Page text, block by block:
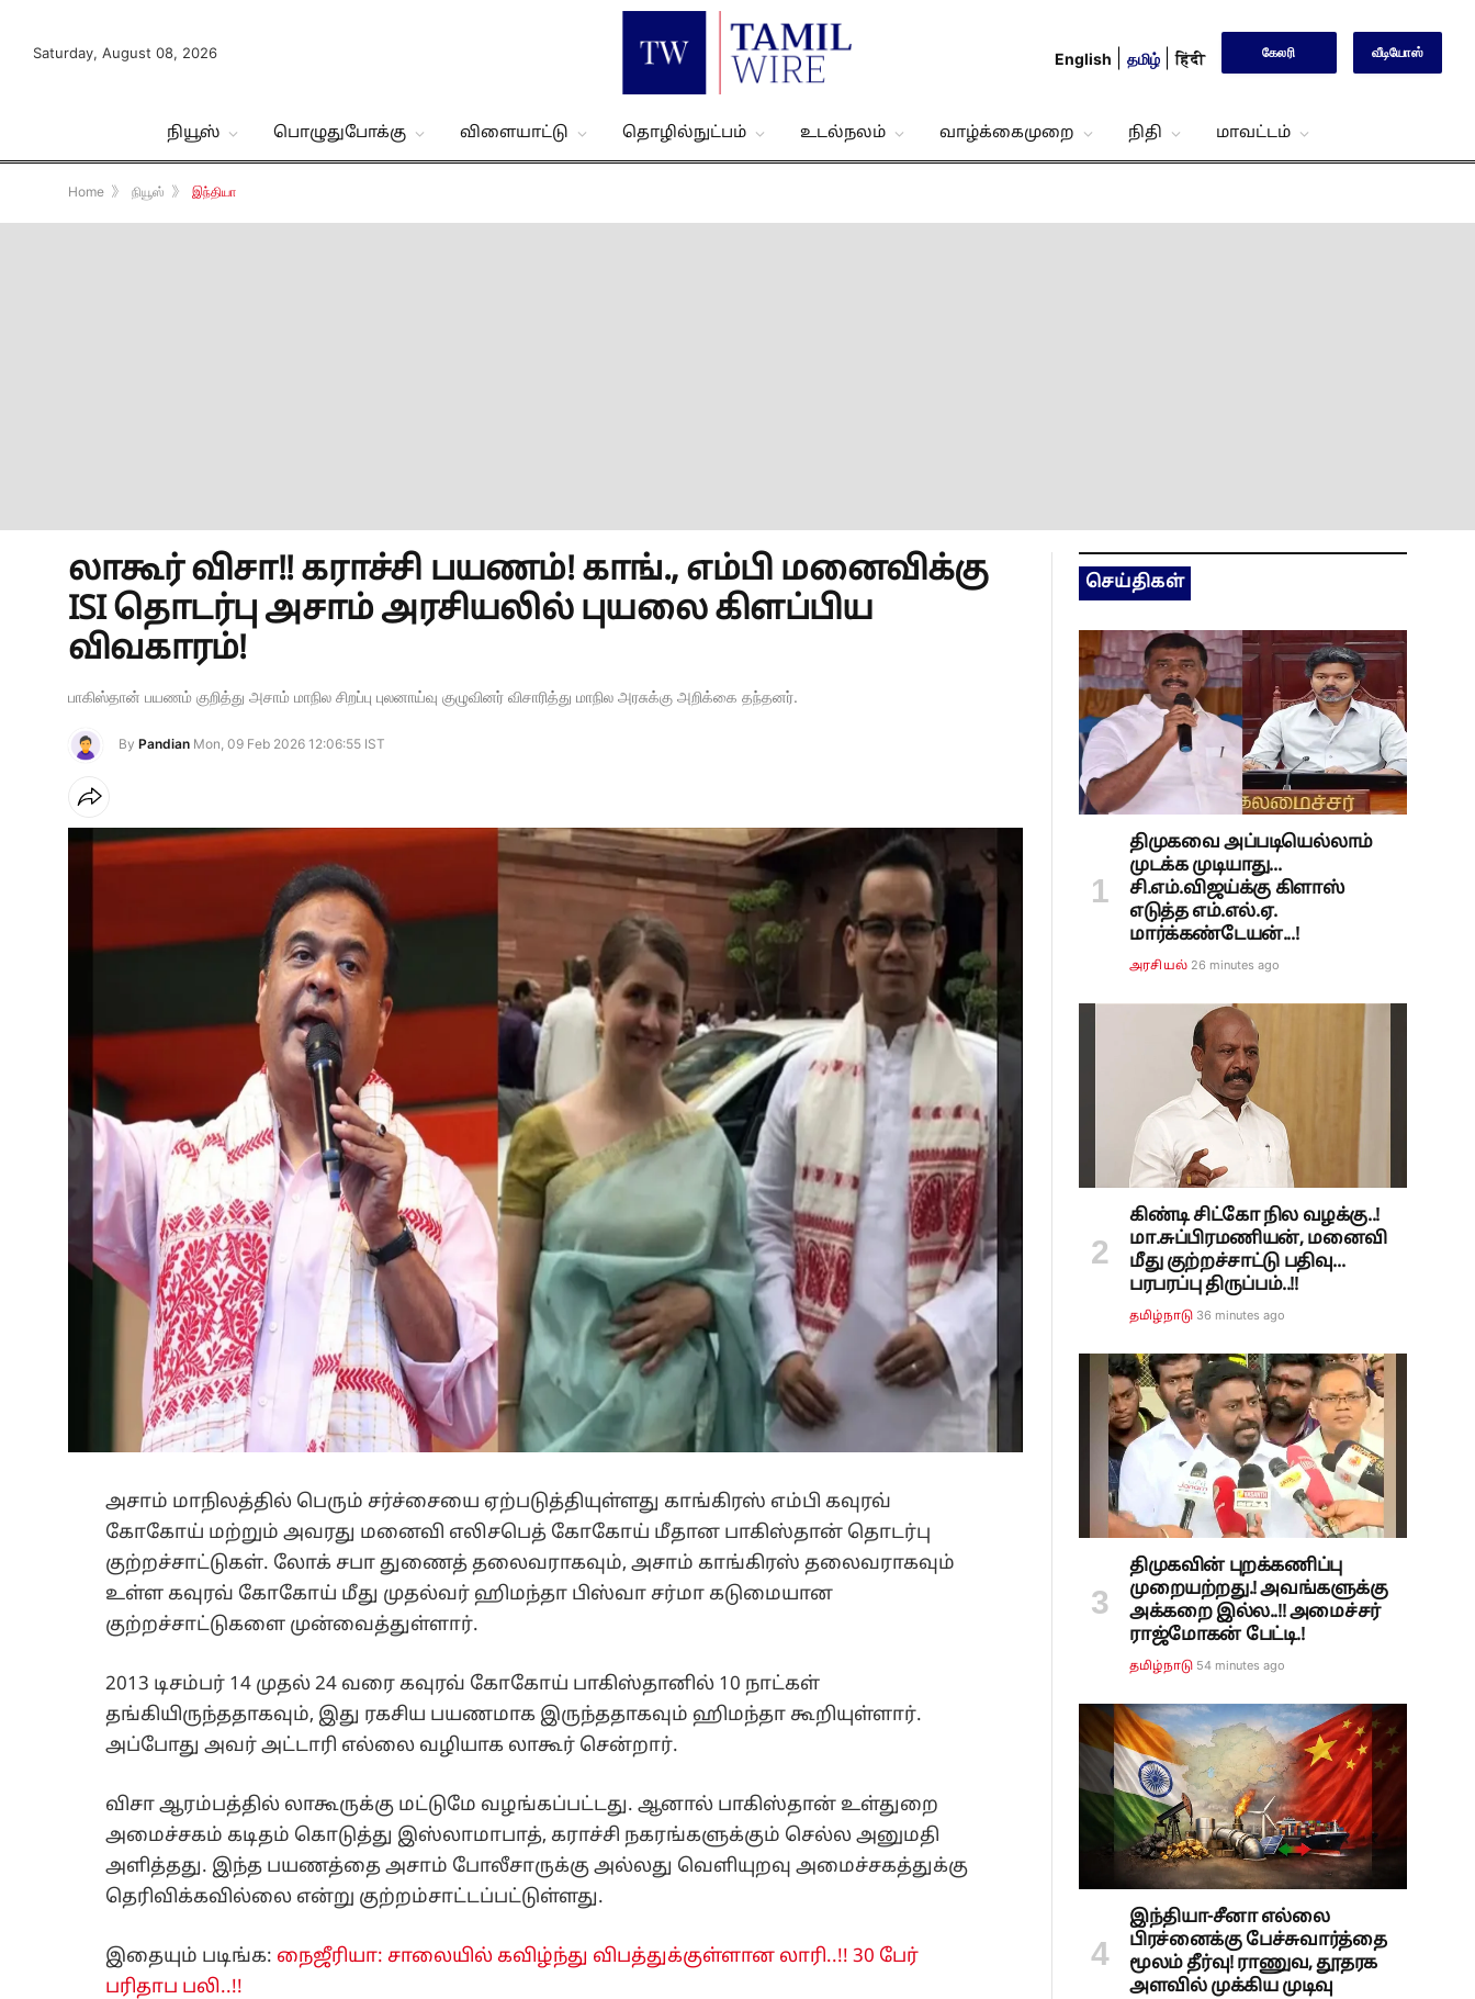
Saturday, August 08, 2026 English தமிழ் हिंदी கேலரி வீடியோஸ்
நியூஸ் பொழுதுபோக்கு விளையாட்டு தொழில்நுட்பம் உடல்நலம் வாழ்க்கைமுறை நிதி மாவட்டம்
Home 》 நியூஸ் 》 இந்தியா
லாகூர் விசா!! கராச்சி பயணம்! காங்., எம்பி மனைவிக்கு
ISI தொடர்பு அசாம் அரசியலில் புயலை கிளப்பிய
விவகாரம்!
பாகிஸ்தான் பயணம் குறித்து அசாம் மாநில சிறப்பு புலனாய்வு குழுவினர் விசாரித்து மாநில அரசுக்கு அறிக்கை தந்தனர்.
By Pandian Mon, 09 Feb 2026 12:06:55 IST
அசாம் மாநிலத்தில் பெரும் சர்ச்சையை ஏற்படுத்தியுள்ளது காங்கிரஸ் எம்பி கவுரவ்
கோகோய் மற்றும் அவரது மனைவி எலிசபெத் கோகோய் மீதான பாகிஸ்தான் தொடர்பு
குற்றச்சாட்டுகள். லோக் சபா துணைத் தலைவராகவும், அசாம் காங்கிரஸ் தலைவராகவும்
உள்ள கவுரவ் கோகோய் மீது முதல்வர் ஹிமந்தா பிஸ்வா சர்மா கடுமையான
குற்றச்சாட்டுகளை முன்வைத்துள்ளார்.
2013 டிசம்பர் 14 முதல் 24 வரை கவுரவ் கோகோய் பாகிஸ்தானில் 10 நாட்கள்
தங்கியிருந்ததாகவும், இது ரகசிய பயணமாக இருந்ததாகவும் ஹிமந்தா கூறியுள்ளார்.
அப்போது அவர் அட்டாரி எல்லை வழியாக லாகூர் சென்றார்.
விசா ஆரம்பத்தில் லாகூருக்கு மட்டுமே வழங்கப்பட்டது. ஆனால் பாகிஸ்தான் உள்துறை
அமைச்சகம் கடிதம் கொடுத்து இஸ்லாமாபாத், கராச்சி நகரங்களுக்கும் செல்ல அனுமதி
அளித்தது. இந்த பயணத்தை அசாம் போலீசாருக்கு அல்லது வெளியுறவு அமைச்சகத்துக்கு
தெரிவிக்கவில்லை என்று குற்றம்சாட்டப்பட்டுள்ளது.
இதையும் படிங்க: நைஜீரியா: சாலையில் கவிழ்ந்து விபத்துக்குள்ளான லாரி..!! 30 பேர்
பரிதாப பலி..!!
செய்திகள்
திமுகவை அப்படியெல்லாம்
முடக்க முடியாது...
சி.எம்.விஜய்க்கு கிளாஸ்
எடுத்த எம்.எல்.ஏ.
மார்க்கண்டேயன்...!
அரசியல் 26 minutes ago
கிண்டி சிட்கோ நில வழக்கு..!
மா.சுப்பிரமணியன், மனைவி
மீது குற்றச்சாட்டு பதிவு...
பரபரப்பு திருப்பம்..!!
தமிழ்நாடு 36 minutes ago
திமுகவின் புறக்கணிப்பு
முறையற்றது.! அவங்களுக்கு
அக்கறை இல்ல..!! அமைச்சர்
ராஜ்மோகன் பேட்டி.!
தமிழ்நாடு 54 minutes ago
இந்தியா-சீனா எல்லை
பிரச்னைக்கு பேச்சுவார்த்தை
மூலம் தீர்வு! ராணுவ, தூதரக
அளவில் முக்கிய முடிவு